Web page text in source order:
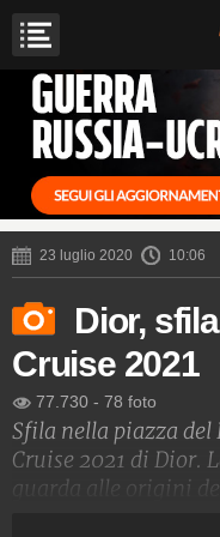
23 luglio 2020 10:06
Dior,
Cruise 2021
77.730 - 78 foto
Sfila nella piazza del
Cruise 2021 di Dior.
guarda alle origini